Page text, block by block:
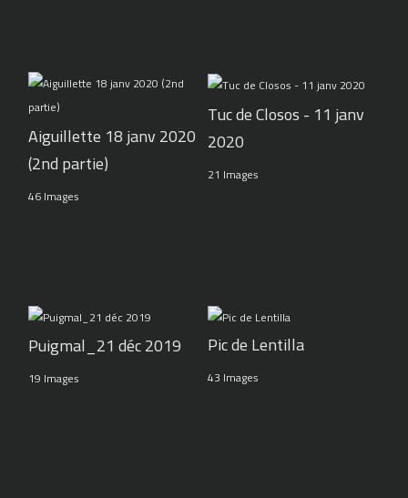
Aiguillette 18 janv 2020
(2nd partie)
46 Images
Tuc de Closos - 11 janv
2020
21 Images
Puigmal_21 déc 2019
19 Images
Pic de Lentilla
43 Images